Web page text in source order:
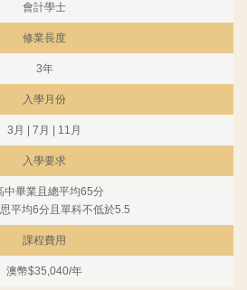
會計學士
修業長度
3年
入學月份
3月 | 7月 | 11月
入學要求
中畢業且總平均65分
平均6分且單科不低於5.5
課程費用
澳幣$35,040/年